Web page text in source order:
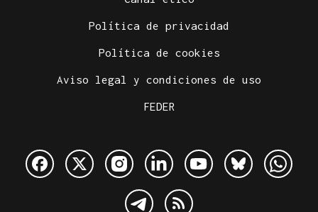
Política de privacidad
Política de cookies
Aviso legal y condiciones de uso
FEDER